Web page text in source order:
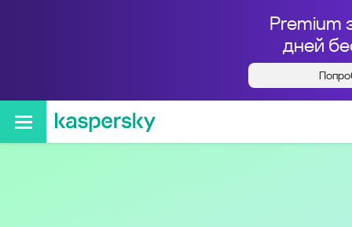
Premium
дней
Кто звонил с номера
+79243337707